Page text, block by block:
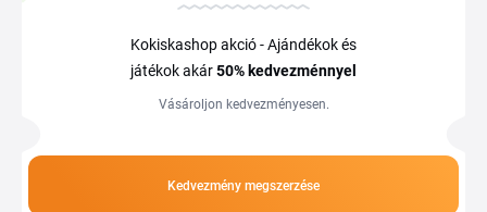
Kokiskashop akció - Ajándékok és
játékok akár50% kedvezménnyel
Vásároljon kedvezményesen.
Kedvezmény megszerzése